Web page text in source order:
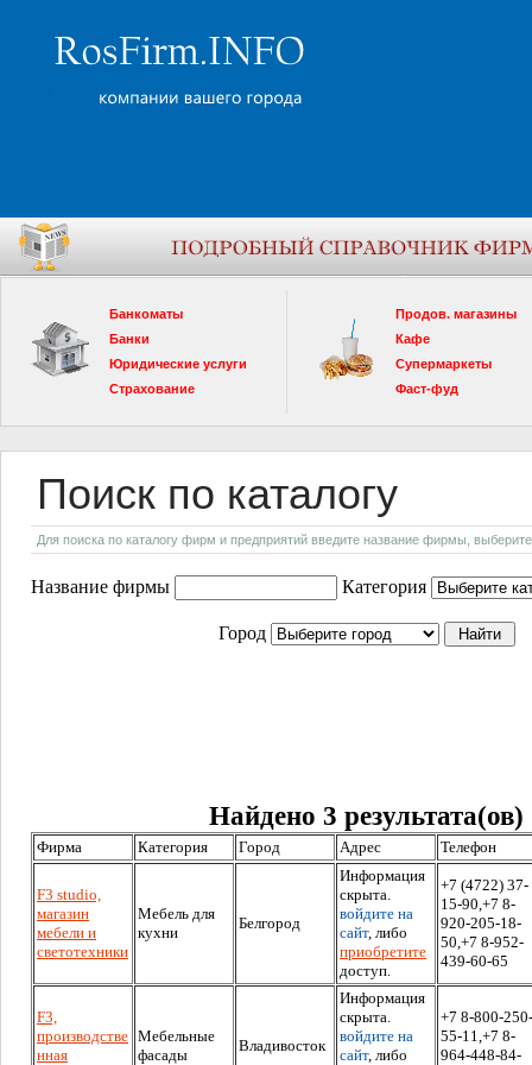
Банкоматы
Банки
Юридические услуги
Страхование
Продов. магазины
Кафе
Супермаркеты
Фаст-фуд
Поиск по каталогу
Для поиска по каталогу фирм и предприятий введите название фирмы, выберите
Название фирмы Категория
Город
Найдено 3 результата(ов)
Фирма Категория Город Адрес Телефон
F3 studio,
магазин
мебели и
светотехники
Мебель для
кухни
Белгород
Информация
скрыта.
войдите на
сайт, либо
приобретите
доступ.
+7 (4722) 37-
15-90,+7 8-
920-205-18-
50,+7 8-952-
439-60-65
F3,
производстве
нная
Мебельные
фасады
Владивосток
Информация
скрыта.
войдите на
сайт, либо
+7 8-800-250-
55-11,+7 8-
964-448-84-